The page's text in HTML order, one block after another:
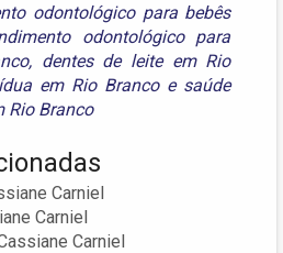
odontológico para bebês
odontológico para
, dentes de leite em Rio
em Rio Brancoe saúde
Rio Branco
Carniel
Carniel
Carniel